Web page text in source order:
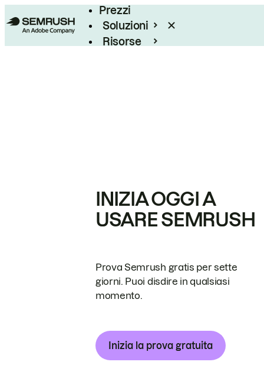
Prezzi
Soluzioni
Risorse
INIZIA OGGI A
USARE SEMRUSH
Prova Semrush gratis per sette
giorni. Puoi disdire in qualsiasi
momento.
Inizia la prova gratuita